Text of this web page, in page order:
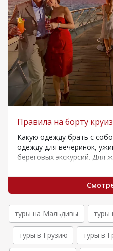
Правила на борту
Какую одежду брать с
одежду для вечеринок,
береговых экскурсий. Для
туры на Мальдивы туры
туры в Грузию туры в